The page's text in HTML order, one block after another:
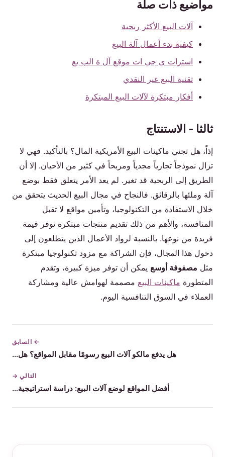
مواضيع ذات صلة
آلات البيع الأكثر ربحية
كيفية بدء أعمال آلة البيع
استرات ي جي ات موقع آل ة الب يع
تقنية البيع غير النقدي
أفكار مبتكرة لآلات البيع المبتكرة
ثالثا - الاستنتاج
إذاً، هل تجني ماكينات البيع الأمريكية المال؟ بالتأكيد. فهي لا
تزال نموذجاً تجارياً مجدياً ومربحاً في كثير من الأحيان. إلا أن
الطريق إلى الربحية قد تغير. لم يعد الأمر يتعلق فقط بوضع
آلة وملئها بالرقائق. فالنجاح في مجال البيع الحديث يتحقق من
خلال الاستفادة من التكنولوجيا، وتأمين مواقع لا تقبل
المنافسة، والأهم من ذلك تقديم منتجات مبتكرة توفر قيمة
فريدة من نوعها. بالنسبة لرواد الأعمال الذين يتطلعون إلى
دخول هذا المجال، فإن الشراكة مع مزود تكنولوجيا مبتكرة
مثل مصفوفة أوسع يمكن أن توفر ميزة كبيرة، وتقدم
المتطورة ماكينات البيع مصممة لهوامش عالية ومشاركة
العملاء في السوق التنافسية اليوم.
← السابق
هل يدفع مالكو آلات البيع رسومًا مقابل المواقع؟ هل...
التالي →
أفضل المواقع لوضع آلات البيع: دراسة استراتيجية…